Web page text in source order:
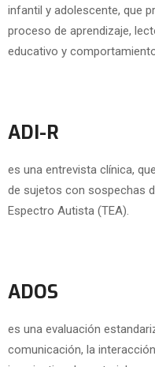
infantil y adolescente, que
proceso de aprendizaje,
educativo y
ADI-R
es una entrevista clínica,
de sujetos con sospechas
Espectro Autista (TEA).
ADOS
es una evaluación
comunicación, la